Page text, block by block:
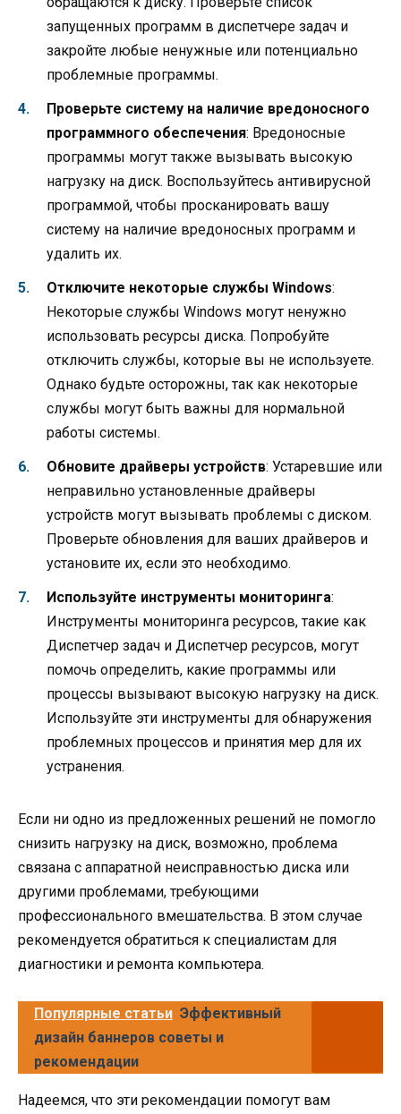
запущенных программ в диспетчере задач и
закройте любые ненужные или потенциально
проблемные программы.
Проверьте систему на наличие вредоносного
программного обеспечения: Вредоносные
программы могут также вызывать высокую
нагрузку на диск. Воспользуйтесь антивирусной
программой, чтобы просканировать вашу
систему на наличие вредоносных программ и
удалить их.
Отключите некоторые службы Windows:
Некоторые службы Windows могут ненужно
использовать ресурсы диска. Попробуйте
отключить службы, которые вы не используете.
Однако будьте осторожны, так как некоторые
службы могут быть важны для нормальной
работы системы.
Обновите драйверы устройств: Устаревшие или
неправильно установленные драйверы
устройств могут вызывать проблемы с диском.
Проверьте обновления для ваших драйверов и
установите их, если это необходимо.
Используйте инструменты мониторинга:
Инструменты мониторинга ресурсов, такие как
Диспетчер задач и Диспетчер ресурсов, могут
помочь определить, какие программы или
процессы вызывают высокую нагрузку на диск.
Используйте эти инструменты для обнаружения
проблемных процессов и принятия мер для их
устранения.
Если ни одно из предложенных решений не помогло
снизить нагрузку на диск, возможно, проблема
связана с аппаратной неисправностью диска или
другими проблемами, требующими
профессионального вмешательства. В этом случае
рекомендуется обратиться к специалистам для
диагностики и ремонта компьютера.
Популярные статьи Эффективный
дизайн баннеров советы и
рекомендации
Надеемся, что эти рекомендации помогут вам